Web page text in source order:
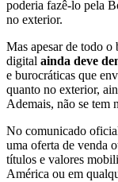
poderia fazê-lo pela
no exterior.
Mas apesar de todo
digital ainda deve
e burocráticas que
quanto no exterior,
Ademais, não se tem
No comunicado
uma oferta de venda
títulos e valores
América ou em